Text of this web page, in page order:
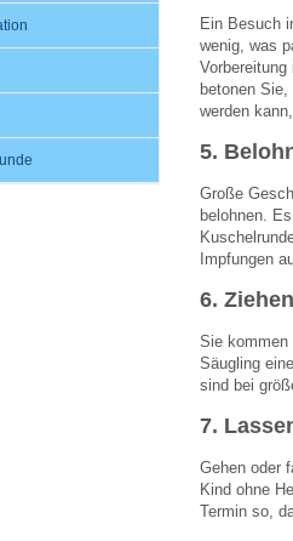
U0-Vorsorge
Ein Besuch
wenig, was
betonen
werden
5.
Große
belohnen.
Impfungen
6.
Sie kommen
Säugling
sind bei
7.
Gehen oder
Kind ohne
Termin so,